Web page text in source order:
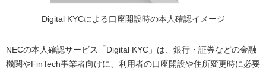
Digital KYCによる口座開設時の本人確認イメージ
NECの本人確認サービス「Digital KYC」は、銀行・証券などの金融
機関やFinTech事業者向けに、利用者の口座開設や住所変更時に必要